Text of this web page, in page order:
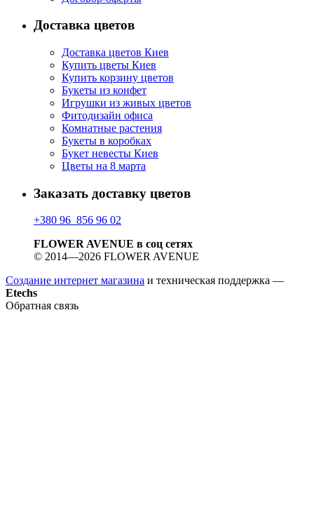
Доставка цветов
Доставка цветов Киев
Купить цветы Киев
Купить корзину цветов
Букеты из конфет
Игрушки из живых цветов
Фитодизайн офиса
Комнатные растения
Букеты в коробках
Букет невесты Киев
Цветы на 8 марта
Заказать доставку цветов
+380 96 856 96 02
FLOWER AVENUE в соц сетях
© 2014—2026 FLOWER AVENUE
Создание интернет магазина и техническая поддержка —
Etechs
Обратная связь